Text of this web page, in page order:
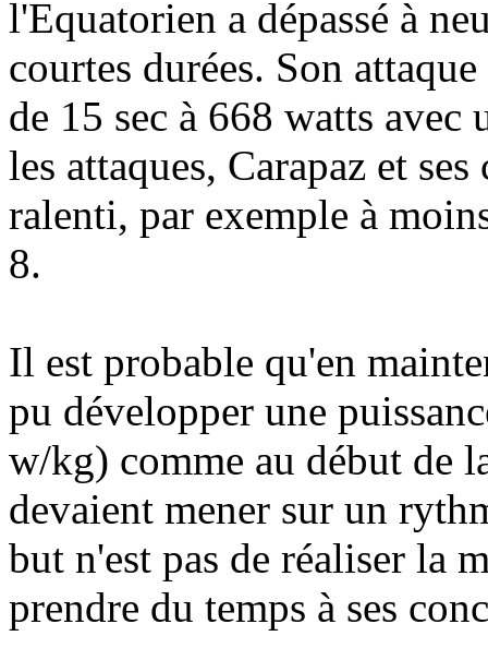
l'Equatorien a dépassé à
courtes durées. Son
de 15 sec à 668 watts
les attaques, Carapaz et
ralenti, par exemple à
8.
Il est probable qu'en
pu développer une
w/kg) comme au début de
devaient mener sur un
but n'est pas de réaliser la
prendre du temps à ses